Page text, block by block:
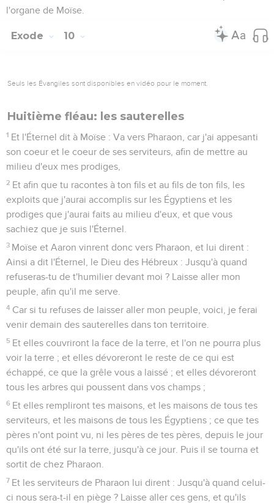
l'organe de Moïse.
Exode 10
Seuls les Évangiles sont disponibles en vidéo pour le moment.
Huitième fléau: les sauterelles
1 Et l'Éternel dit à Moïse : Va vers Pharaon, car j'ai appesanti
son coeur et le coeur de ses serviteurs, afin de mettre au
milieu d'eux mes prodiges,
2 Et afin que tu racontes à ton fils et au fils de ton fils, les
exploits que j'aurai accomplis sur les Égyptiens et les
prodiges que j'aurai faits au milieu d'eux, et que vous
sachiez que je suis l'Éternel.
3 Moïse et Aaron vinrent donc vers Pharaon, et lui dirent :
Ainsi a dit l'Éternel, le Dieu des Hébreux : Jusqu'à quand
refuseras-tu de t'humilier devant moi ? Laisse aller mon
peuple, afin qu'il me serve.
4 Car si tu refuses de laisser aller mon peuple, voici, je ferai
venir demain des sauterelles dans ton territoire.
5 Et elles couvriront la face de la terre, et l'on ne pourra plus
voir la terre ; et elles dévoreront le reste de ce qui est
échappé, ce que la grêle vous a laissé ; et elles dévoreront
tous les arbres qui poussent dans vos champs ;
6 Et elles rempliront tes maisons, et les maisons de tous tes
serviteurs, et les maisons de tous les Égyptiens ; ce que tes
pères n'ont point vu, ni les pères de tes pères, depuis le jour
qu'ils ont été sur la terre, jusqu'à ce jour. Puis il se tourna et
sortit de chez Pharaon.
7 Et les serviteurs de Pharaon lui dirent : Jusqu'à quand celui-
ci nous sera-t-il en piège ? Laisse aller ces gens, et qu'ils